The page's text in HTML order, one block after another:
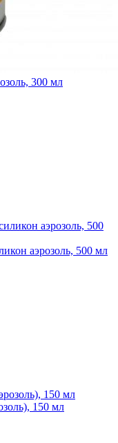
300 мл
аэрозоль, 500 мл
150 мл